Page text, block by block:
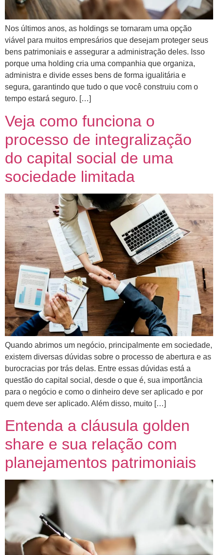
Nos últimos anos, as holdings se tornaram uma opção
viável para muitos empresários que desejam proteger seus
bens patrimoniais e assegurar a administração deles. Isso
porque uma holding cria uma companhia que organiza,
administra e divide esses bens de forma igualitária e
segura, garantindo que tudo o que você construiu com o
tempo estará seguro. […]
Veja como funciona o
processo de integralização
do capital social de uma
sociedade limitada
Quando abrimos um negócio, principalmente em sociedade,
existem diversas dúvidas sobre o processo de abertura e as
burocracias por trás delas. Entre essas dúvidas está a
questão do capital social, desde o que é, sua importância
para o negócio e como o dinheiro deve ser aplicado e por
quem deve ser aplicado. Além disso, muito […]
Entenda a cláusula golden
share e sua relação com
planejamentos patrimoniais